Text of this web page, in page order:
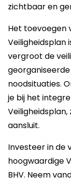
zichtbaar en
Het toevoegen
Veiligheidsplan
vergroot de
noodsituaties.
je bij het
aansluit.
Investeer in de
hoogwaardige
BHV. Neem